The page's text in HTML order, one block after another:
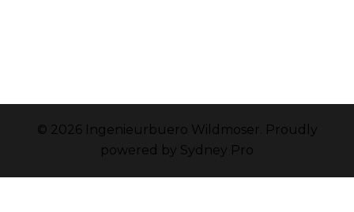
© 2026 Ingenieurbuero Wildmoser. Proudly
powered by Sydney Pro